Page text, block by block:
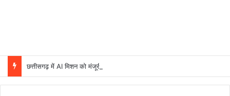
छत्तीसगढ़ में AI मिशन को मंजूरी, 5 वर्षों में 500 करोड़ रुपये होंगे खर्च